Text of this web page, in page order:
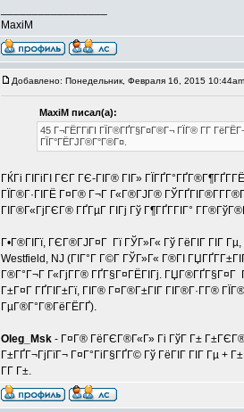
MaxiM
Добавлено: Понедельник, Февраля 16, 2015 10:44am
MaxiM писал(а):
45 Г¬ГЁГ­ГіГІ ГЇГ®ГҐГ§Г¤Г®Г¬ ГЇГ® Г­Г
ГЇГ°ГЁГЈГ®Г°Г®Г¤.
ГЌГі ГІГіГІ ГЄГ ГЄ-ГІГ® ГІГ»
ГЇГ®Г·ГІГЁ Г¤Г® Г¬Г Г«Г®ГЈГ®
ГІГ®Г«ГјГЄГ® ГҐГµГ ГІГј Гў Г¶ГҐГ­ГІГ°
Г•Г®ГІГї, ГЄГ®ГЈГ¤Г Гї ГЎГ»Г« Гў ГёГІГ ГІГ
Westfield, NJ (ГІГ°Г Г©Г­ ГЎГ»Г« Г®ГІ
Г®Г°Г¬Г Г«ГјГ­Г® ГҐГ§Г¤ГЁГІГј. ГЏГ®ГҐГ§Г¤Г
Г±Г¤Г ГҐГІГ±Гї, ГІГ® Г¤Г®Г±ГІГ ГІГ®Г·Г­Г®
ГµГ®Г°Г®ГёГЁГҐ).
Oleg_Msk - Г¤Г® ГёГЄГ®Г«Г» Гі ГўГ Г±
Г±ГҐГ¬ГјГїГ¬ Г¤Г°ГіГ§ГҐГ© Гў ГёГІГ ГІГ Гµ +
Г­Г Г±.